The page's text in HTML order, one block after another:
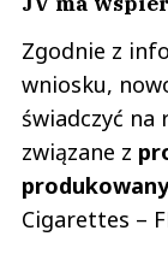
Zgodnie z
wniosku,
świadczyć na
związane z
Cigarettes –